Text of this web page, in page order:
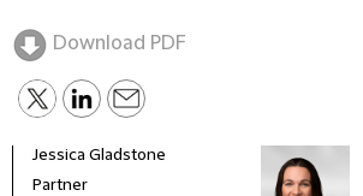
Download PDF
Jessica Gladstone
Partner